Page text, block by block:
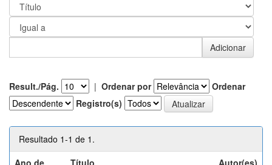
Result./Pág. | Ordenar por
Ordenar
Registro(s)
Resultado 1-1 de 1.
Ano de
Título Autor(es)